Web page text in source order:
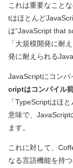
これは重要なこと
tはほとんど
は“JavaScript that
「大規模開発に耐
発に耐えられる
JavaScriptにコンパ
criptはコンパイル
「TypeScriptはほ
意味で、JavaScript
ます。
これに対して、
なる言語機能を持